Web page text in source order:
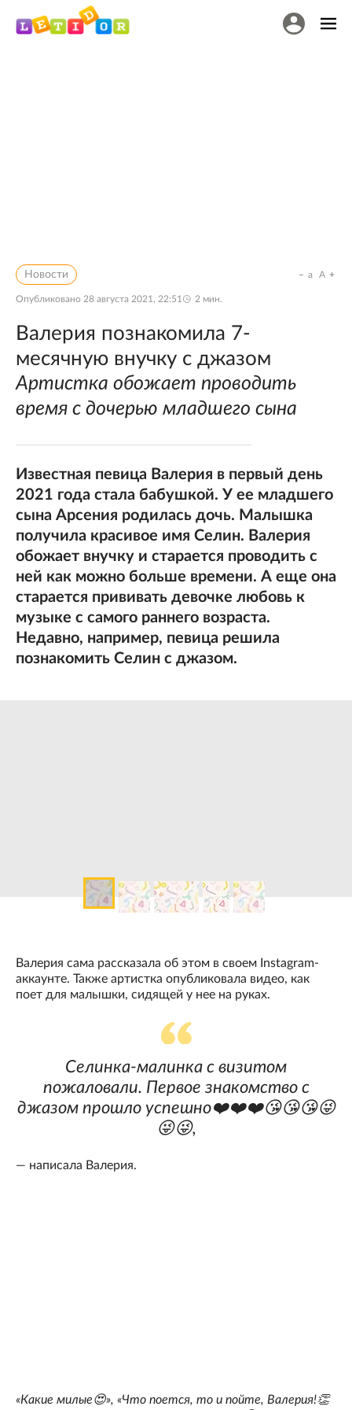
Новости
Опубликовано 28 августа 2021, 22:51 2 мин.
a A
Валерия познакомила 7-
месячную внучку с джазом
Артистка обожает проводить
время с дочерью младшего сына
Известная певица Валерия в первый день
2021 года стала бабушкой. У ее младшего
сына Арсения родилась дочь. Малышка
получила красивое имя Селин. Валерия
обожает внучку и старается проводить с
ней как можно больше времени. А еще она
старается прививать девочке любовь к
музыке с самого раннего возраста.
Недавно, например, певица решила
познакомить Селин с джазом.
Валерия сама рассказала об этом в своем Instagram-
аккаунте. Также артистка опубликовала видео, как
поет для малышки, сидящей у нее на руках.
Селинка-малинка с визитом
пожаловали. Первое знакомство с
джазом прошло успешно❤️❤️❤️😘😘😘😜
😜😜,
— написала Валерия.
«Какие милые😍», «Что поется, то и пойте, Валерия!👏